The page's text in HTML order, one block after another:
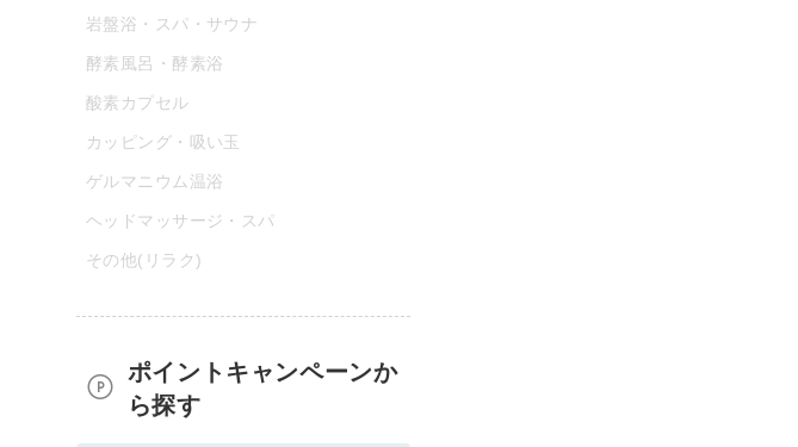
岩盤浴・スパ・サウナ
酵素風呂・酵素浴
酸素カプセル
カッピング・吸い玉
ゲルマニウム温浴
ヘッドマッサージ・スパ
その他(リラク)
ポイントキャンペーンか
ら探す